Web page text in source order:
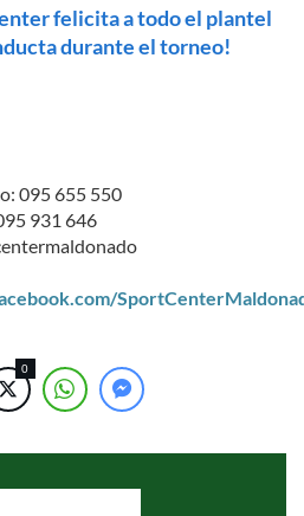
felicita a todo el plantel
durante el torneo!
095 655 550
931 646
0